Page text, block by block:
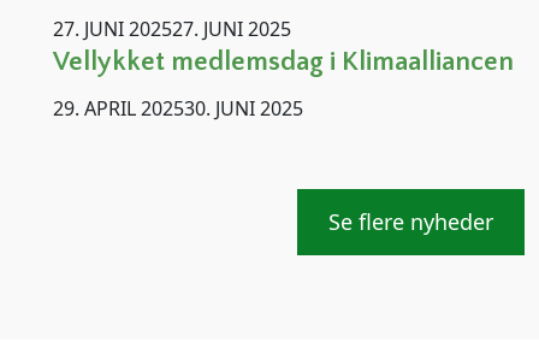
27. JUNI 202527. JUNI 2025
Vellykket medlemsdag i Klimaalliancen
29. APRIL 202530. JUNI 2025
Se flere nyheder